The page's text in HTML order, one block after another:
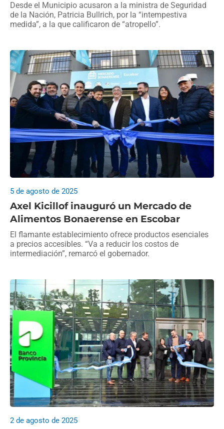
Desde el Municipio acusaron a la ministra de Seguridad
de la Nación, Patricia Bullrich, por la “intempestiva
medida”, a la que calificaron de “atropello”.
Axel Kicillof inauguró un Mercado de
Alimentos Bonaerense en Escobar
5 de agosto de 2025
El flamante establecimiento ofrece productos esenciales
a precios accesibles. “Va a reducir los costos de
intermediación”, remarcó el gobernador.
2 de agosto de 2025